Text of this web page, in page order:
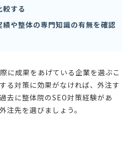
する
や整体の専門知識の有無を確認
に成果をあげている企業を選ぶこ
る対策に効果がなければ、外注す
去に整体院のSEO対策経験があ
注先を選びましょう。